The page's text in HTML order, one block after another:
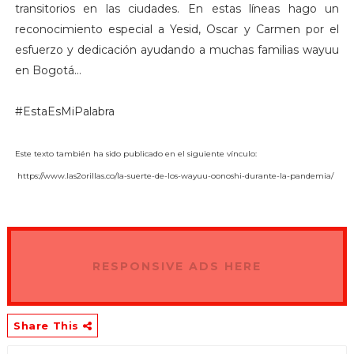
transitorios en las ciudades. En estas líneas hago un
reconocimiento especial a Yesid, Oscar y Carmen por el
esfuerzo y dedicación ayudando a muchas familias wayuu
en Bogotá…
#EstaEsMiPalabra
Este texto también ha sido publicado en el siguiente vínculo:
https://www.las2orillas.co/la-suerte-de-los-wayuu-oonoshi-durante-la-pandemia/
RESPONSIVE ADS HERE
Share This